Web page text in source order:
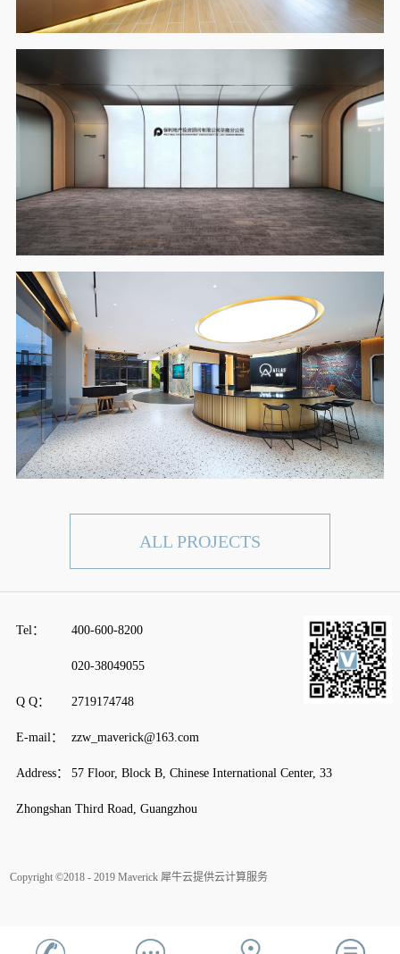
ALL PROJECTS
Tel： 400-600-8200
020-38049055
Q Q： 2719174748
E-mail： zzw_maverick@163.com
Address： 57 Floor, Block B, Chinese International Center, 33
Zhongshan Third Road, Guangzhou
Copyright ©2018 - 2019 Maverick 犀牛云提供云计算服务